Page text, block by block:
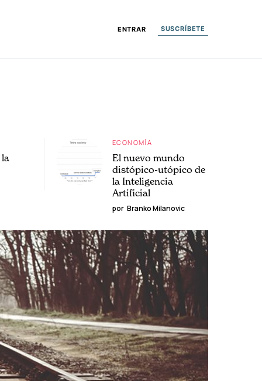
ENTRAR SUSCRÍBETE
ECONOMÍA
El nuevo mundo
distópico-utópico de
la Inteligencia
Artificial
por Branko Milanovic